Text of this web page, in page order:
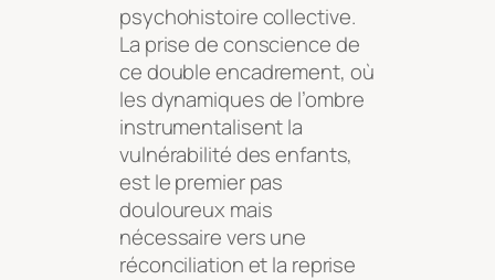
psychohistoire collective.
La prise de conscience de
ce double encadrement, où
les dynamiques de l’ombre
instrumentalisent la
vulnérabilité des enfants,
est le premier pas
douloureux mais
nécessaire vers une
réconciliation et la reprise